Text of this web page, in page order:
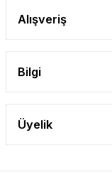
Alışveriş
Bilgi
Üyelik